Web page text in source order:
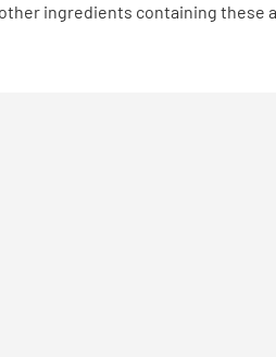
ingredients containing these